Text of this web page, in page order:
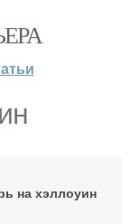
на хэллоуин